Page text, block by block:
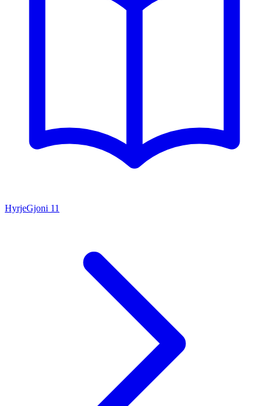
HyrjeGjoni 11